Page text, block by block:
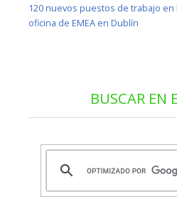
120 nuevos puestos de trabajo
oficina de EMEA en Dublín
BUSCAR EN